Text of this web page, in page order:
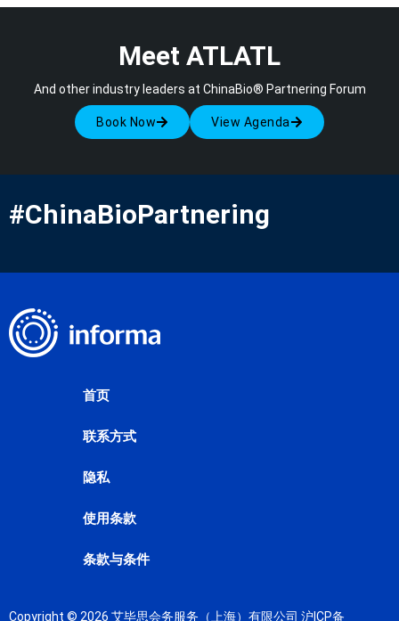
Meet ATLATL
And other industry leaders at ChinaBio® Partnering Forum
Book Now View Agenda
#ChinaBioPartnering
首页
联系方式
隐私
使用条款
条款与条件
Copyright © 2026 艾毕思会务服务（上海）有限公司 沪ICP备